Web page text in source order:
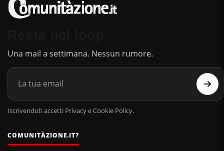
Una mail a settimana. Nessun rumore.
Iscrivendoti accetti Privacy e Cookie Policy.
COMUNITÀZIONE.IT?